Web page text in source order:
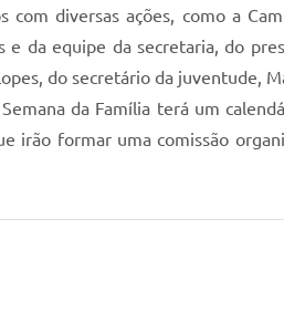
diversas ações, como a
e da equipe da secretaria, do
do secretário da juventude,
da Família terá um
irão formar uma comissão